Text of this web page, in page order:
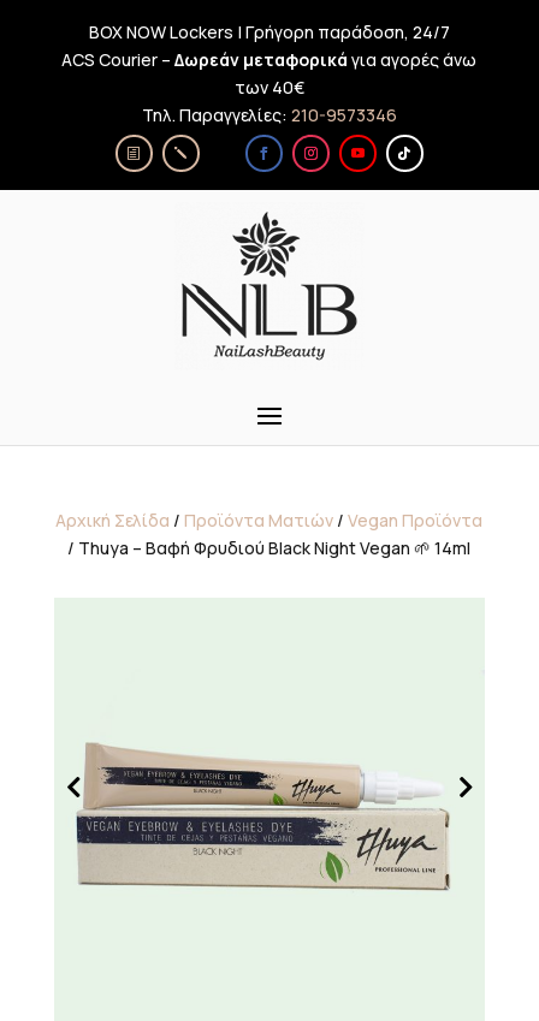
BOX NOW Lockers | Γρήγορη παράδοση, 24/7
ACS Courier –Δωρεάν μεταφορικά για αγορές άνω
των 40€
Τηλ. Παραγγελίες: 210-9573346
Αρχική Σελίδα / Προϊόντα Ματιών /Vegan Προϊόντα
/ Thuya – Βαφή Φρυδιού Black Night Vegan 🌱 14ml